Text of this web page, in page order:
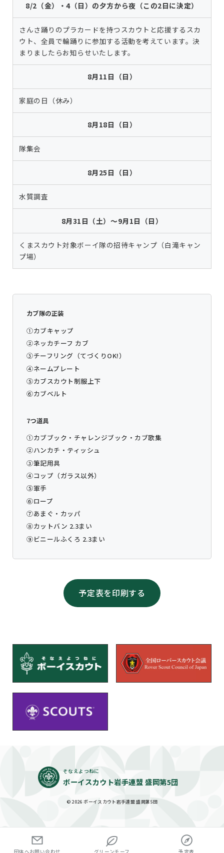
8/2（金）・4（日）の夕方から夜（この2日に決定）
さんさ踊りのプラカードを持つスカウトと応援するスカ
ウト、全員で輪踊りに参加する活動を考えています。決
まりましたらお知らせいたします。
8月11日（日）
家庭の日（休み）
8月18日（日）
隊集会
8月25日（日）
水質調査
8月31日（土）～9月1日（日）
くまスカウト対象ボーイ隊の招待キャンプ（白滝キャン
プ場）
カブ隊の正装
①カブキャップ
②ネッカチーフ カブ
③チーフリング（てづくりOK!）
④ネームプレート
⑤カブスカウト制服上下
⑥カブベルト
7つ道具
①カブブック・チャレンジブック・カブ歌集
②ハンカチ・ティッシュ
③筆記用具
④コップ（ガラス以外）
⑤軍手
⑥ロープ
⑦あまぐ・カッパ
⑧カットバン 2.3まい
⑨ビニールふくろ 2.3まい
予定表を印刷する
そなえよつねに
ボーイスカウト岩手連盟 盛岡第5団
© 2026 ボーイスカウト岩手連盟 盛岡第5団
団体へお問い合わせ グリーンチーフ 予定表